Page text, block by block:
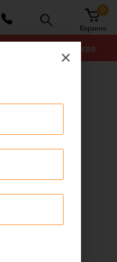
Корзина
0
оправу в Москве
2179 C2